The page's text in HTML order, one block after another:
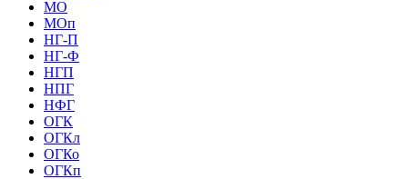
МО
МОп
НГ-П
НГ-Ф
НГП
НПГ
НФГ
ОГК
ОГКл
ОГКо
ОГКп